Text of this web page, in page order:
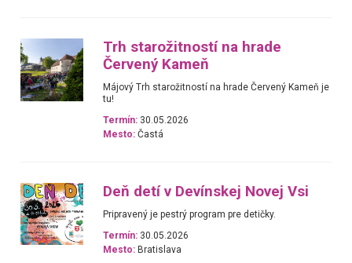
Trh starožitností na hrade
Červený Kameň
Májový Trh starožitností na hrade Červený Kameň je
tu!
Termín: 30.05.2026
Mesto: Častá
Deň detí v Devínskej Novej Vsi
Pripravený je pestrý program pre detičky.
Termín: 30.05.2026
Mesto: Bratislava